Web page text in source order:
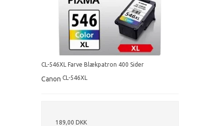
CL-546XL Farve Blækpatron 400 Sider
Canon CL-546XL
189,00 DKK